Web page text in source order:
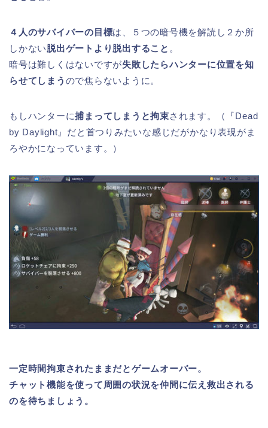
４人のサバイバーの目標は、５つの暗号機を解読し２か所
しかない脱出ゲートより脱出すること 。
暗号は難しくはないですが失敗したらハンターに位置を知
らせてしまう ので焦らないように。
もしハンターに捕まってしまうと拘束されます。（『Dead
by Daylight』だと首つりみたいな感じだがかなり表現がま
ろやかになっています。）
一定時間拘束されたままだとゲームオーバー。
チャット機能を使って周囲の状況を仲間に伝え救出される
のを待ちましょう。